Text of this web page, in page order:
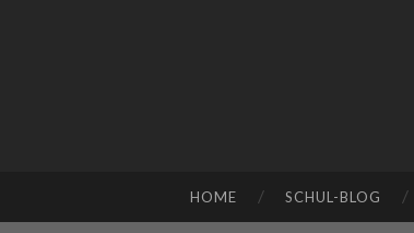
HOME SCHUL-BLOG